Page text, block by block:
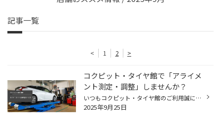
記事一覧
< 1 2 >
コクピット・タイヤ館で「アライメ
ント測定・調整」しませんか？
いつもコクピット・タイヤ館のご利用誠にありがとうございます。 皆さん、おクルマを運転していて、フラフラしてまっすぐ走らない、ハンドルがぶれる、 まっすぐ走っている時でもハンドルが左右どちらかに傾いている、 カーブで曲がりにくいなどの ご経験はございませんか？ その症状、おクルマの「...
2025年9月25日